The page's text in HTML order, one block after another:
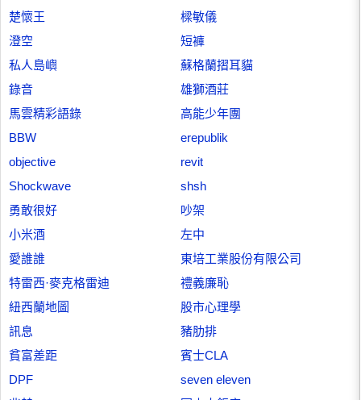
楚懷王
樑敏儀
澄空
短褲
私人島嶼
蘇格蘭摺耳貓
錄音
雄獅酒莊
馬雲精彩語錄
高能少年團
BBW
erepublik
objective
revit
Shockwave
shsh
勇敢很好
吵架
小米酒
左中
愛誰誰
東培工業股份有限公司
特雷西·麥克格雷迪
禮義廉恥
紐西蘭地圖
股市心理學
訊息
豬肋排
貧富差距
賓士CLA
DPF
seven eleven